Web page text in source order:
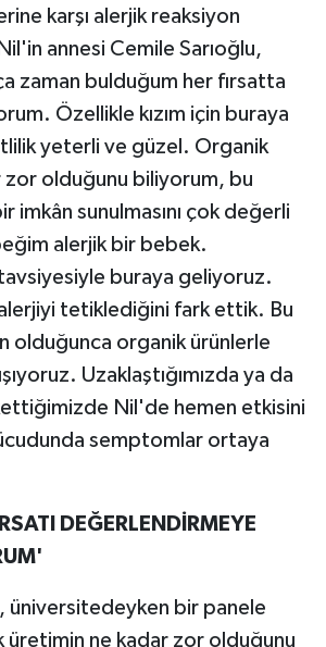
karşı alerjik reaksiyon
annesi Cemile Sarıoğlu,
zaman bulduğum her fırsatta
Özellikle kızım için buraya
yeterli ve güzel. Organik
zor olduğunu biliyorum, bu
imkân sunulmasını çok değerli
alerjik bir bebek.
buraya geliyoruz.
alerjiyi tetiklediğini fark ettik. Bu
olduğunca organik ürünlerle
Uzaklaştığımızda ya da
Nil'de hemen etkisini
semptomlar ortaya
DEĞERLENDİRMEYE
üniversitedeyken bir panele
üretimin ne kadar zor olduğunu